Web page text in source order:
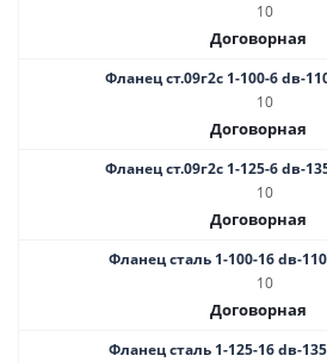
10
Договорная
Фланец ст.09г2с 1-100-6 dв-
10
Договорная
Фланец ст.09г2с 1-125-6 dв-
10
Договорная
Фланец сталь 1-100-16 dв-
10
Договорная
Фланец сталь 1-125-16 dв-